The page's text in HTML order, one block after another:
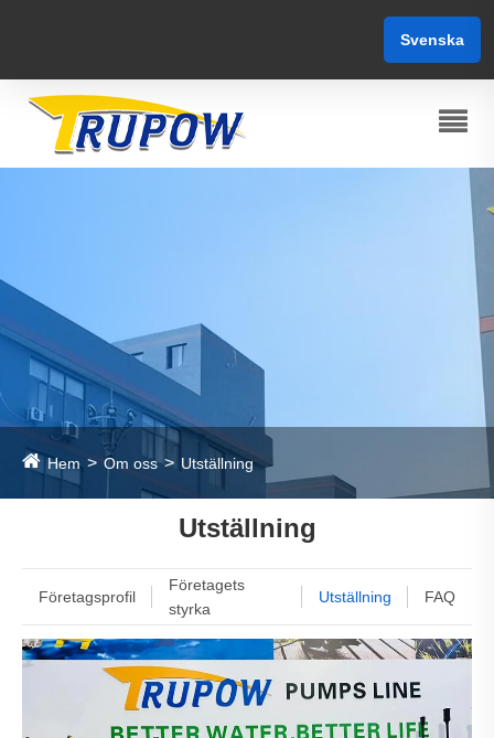
Svenska
Hem Om oss Utställning
Utställning
Företagsprofil
Företagets
styrka
Utställning FAQ